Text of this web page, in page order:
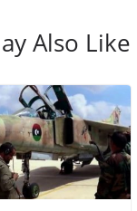
a
ni
ki
o
k
Also Like